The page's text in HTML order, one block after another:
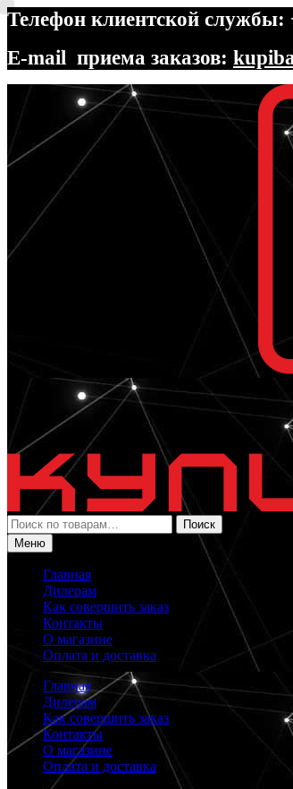
Телефон клиентской службы:
E-mail приема заказов:
Перейти
навигации
Перейти
содержимому
Искать:
Поиск
Меню
Главная
Дилерам
Как совершить заказ
Контакты
О магазине
Оплата и доставка
Главная
Дилерам
Как совершить заказ
Контакты
О магазине
Оплата и доставка